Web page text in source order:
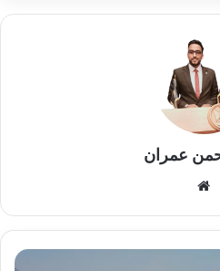
عمران